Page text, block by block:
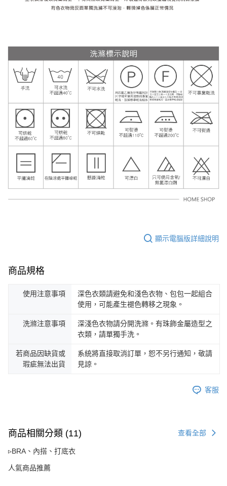
顯示電腦版詳細說明
商品規格
使用注意事項
深色衣類請避免和淺色衣物、包包一起組合
使用，可能產生褪色轉移之現象。
洗滌注意事項
深淺色衣物請分開洗滌。有珠飾金屬造型之
衣類，請單獨手洗。
若商品因缺貨或
瑕疵無法出貨
系統將直接取消訂單，恕不另行通知，敬請
見諒。
客服
商品相關分類 (11) 查看全部
▹BRA、內搭、打底衣
人氣商品推薦